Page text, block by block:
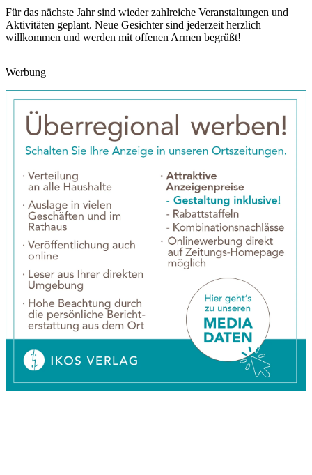
Für das nächste Jahr sind wieder zahlreiche Veranstaltungen und
Aktivitäten geplant. Neue Gesichter sind jederzeit herzlich
willkommen und werden mit offenen Armen begrüßt!
Werbung